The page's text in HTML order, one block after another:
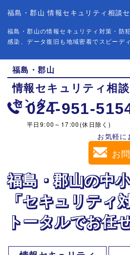
福島・郡山 情報セキュリティ相談
福島・郡山の情報セキュリティ対策・防
感染、データ復旧も地域密着でスピーデ
福島・郡山
情報セキュリティ相談
センター
024-951-
平日9:00～17:00(休日除く)
お気軽に
お
福島・郡山の中
「セキュリティ
トータルでお任